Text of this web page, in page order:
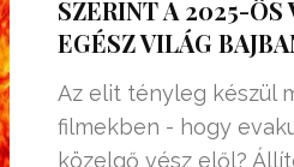
SZERINT A 2025-ÖS
EGÉSZ VILÁG
Az elit tényleg készül
filmekben - hogy
közelgő vész elől?